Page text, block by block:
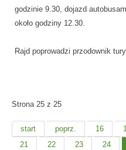
godzinie 9.30, dojazd
około godziny 12.30.
Rajd poprowadzi przodownik
Strona 25 z 25
start poprz. 16
21
22 23 24